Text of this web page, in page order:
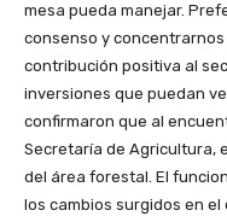
mesa pueda manejar.
consenso y
contribución positiva al
inversiones que puedan
confirmaron que al
Secretaría de Agricultura,
del área forestal. El
los cambios surgidos en